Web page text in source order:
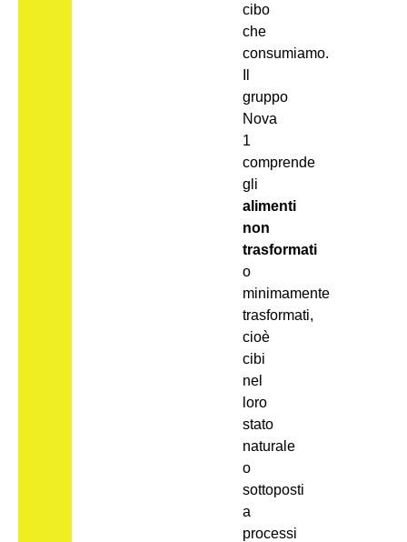
cibo
che
consumiamo.
gruppo
Nova
1
comprende
gli
alimenti
non
trasformati
o
minimamente
trasformati,
cioè
cibi
nel
loro
stato
naturale
o
sottoposti
a
processi